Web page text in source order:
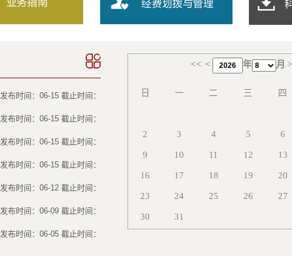
发布时间：06-15 截止时间：
发布时间：06-15 截止时间：
发布时间：06-15 截止时间：
发布时间：06-15 截止时间：
发布时间：06-12 截止时间：
发布时间：06-09 截止时间：
发布时间：06-05 截止时间：
<< < 年 月 >
日 一 二 三 四
2 3 4 5 6
9 10 11 12 13
16 17 18 19 20
23 24 25 26 27
30 31